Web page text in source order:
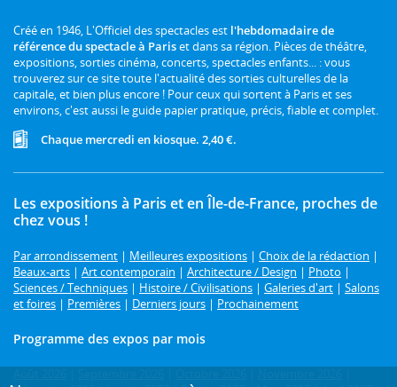
Créé en 1946, L'Officiel des spectacles est l'hebdomadaire de
référence du spectacle à Pariset dans sa région. Pièces de théâtre,
expositions, sorties cinéma, concerts, spectacles enfants... : vous
trouverez sur ce site toute l'actualité des sorties culturelles de la
capitale, et bien plus encore ! Pour ceux qui sortent à Paris et ses
environs, c'est aussi le guide papier pratique, précis, fiable et complet.
Chaque mercredi en kiosque. 2,40 €.
Les expositions à Paris et en Île-de-France, proches de
chez vous !
Par arrondissement | Meilleures expositions | Choix de la rédaction |
Beaux-arts | Art contemporain | Architecture / Design | Photo |
Sciences / Techniques | Histoire / Civilisations | Galeries d'art | Salons
et foires | Premières | Derniers jours | Prochainement
Programme des expos par mois